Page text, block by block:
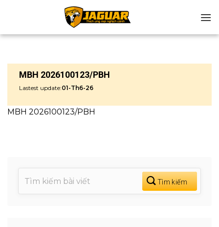
MBH 2026100123/PBH
Lastest update:01-Th6-26
MBH 2026100123/PBH